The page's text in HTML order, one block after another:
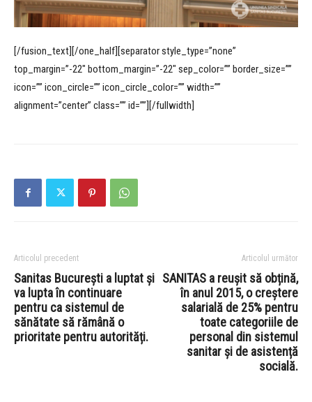
[/fusion_text][/one_half][separator style_type=”none”
top_margin=”-22″ bottom_margin=”-22″ sep_color=”” border_size=””
icon=”” icon_circle=”” icon_circle_color=”” width=””
alignment=”center” class=”” id=””][/fullwidth]
Articolul precedent
Sanitas București a luptat și
va lupta în continuare
pentru ca sistemul de
sănătate să rămână o
prioritate pentru autorități.
Articolul următor
SANITAS a reușit să obțină,
în anul 2015, o creștere
salarială de 25% pentru
toate categoriile de
personal din sistemul
sanitar și de asistență
socială.